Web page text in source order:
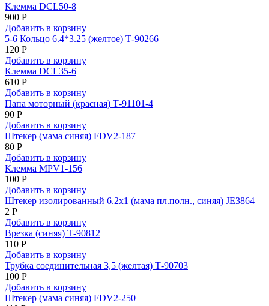
Клемма DCL50-8
900 Р
Добавить в корзину
5-6 Кольцо 6.4*3.25 (желтое) Т-90266
120 Р
Добавить в корзину
Клемма DCL35-6
610 Р
Добавить в корзину
Папа моторный (красная) Т-91101-4
90 Р
Добавить в корзину
Штекер (мама синяя) FDV2-187
80 Р
Добавить в корзину
Клемма MPV1-156
100 Р
Добавить в корзину
Штекер изолированный 6.2x1 (мама пл.полн., синяя) JE3864
2 Р
Добавить в корзину
Врезка (синяя) Т-90812
110 Р
Добавить в корзину
Трубка соединительная 3,5 (желтая) Т-90703
100 Р
Добавить в корзину
Штекер (мама синяя) FDV2-250